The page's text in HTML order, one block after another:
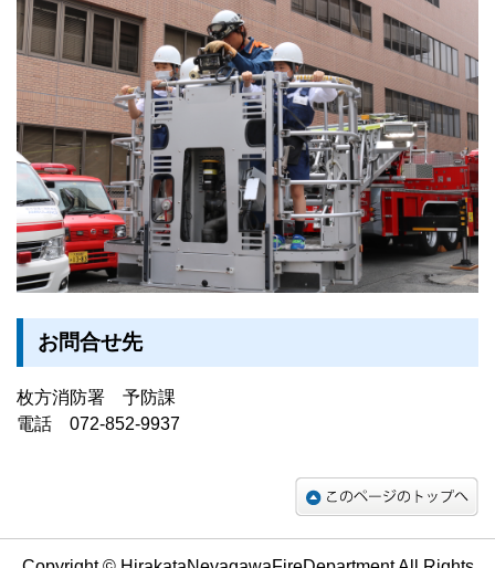
お問合せ先
枚方消防署 予防課
電話 072-852-9937